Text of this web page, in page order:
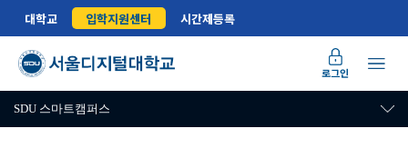
대학교 입학지원센터 시간제등록
로그인
SDU 스마트캠퍼스